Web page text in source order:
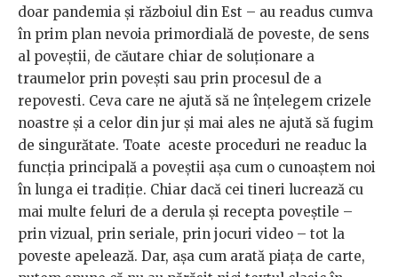
doar pandemia și războiul din Est – au readus cumva
în prim plan nevoia primordială de poveste, de sens
al poveștii, de căutare chiar de soluționare a
traumelor prin povești sau prin procesul de a
repovesti. Ceva care ne ajută să ne înțelegem crizele
noastre și a celor din jur și mai ales ne ajută să fugim
de singurătate. Toate aceste proceduri ne readuc la
funcția principală a poveștii așa cum o cunoaștem noi
în lunga ei tradiție. Chiar dacă cei tineri lucrează cu
mai multe feluri de a derula și recepta poveștile –
prin vizual, prin seriale, prin jocuri video – tot la
poveste apelează. Dar, așa cum arată piața de carte,